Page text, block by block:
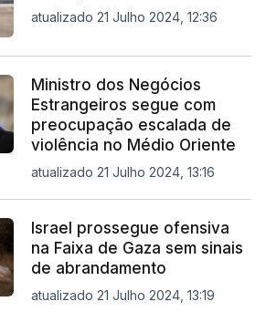
atualizado 21 Julho 2024, 12:36
Ministro dos Negócios
Estrangeiros segue com
preocupação escalada de
violência no Médio Oriente
atualizado 21 Julho 2024, 13:16
Israel prossegue ofensiva
na Faixa de Gaza sem sinais
de abrandamento
atualizado 21 Julho 2024, 13:19